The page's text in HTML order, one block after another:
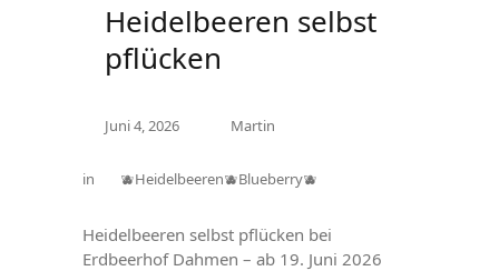
Heidelbeeren selbst
pflücken
Juni 4, 2026 Martin
in 🫐Heidelbeeren🫐Blueberry🫐
Heidelbeeren selbst pflücken bei
Erdbeerhof Dahmen – ab 19. Juni 2026